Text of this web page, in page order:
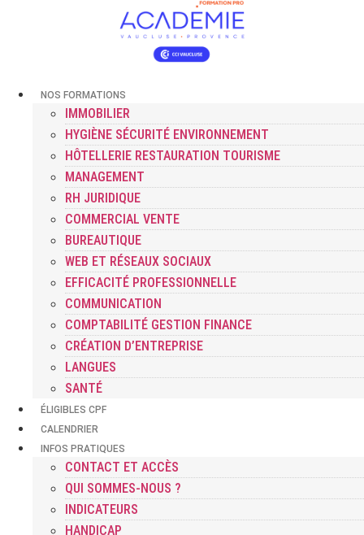
NOS FORMATIONS
IMMOBILIER
HYGIÈNE SÉCURITÉ ENVIRONNEMENT
HÔTELLERIE RESTAURATION TOURISME
MANAGEMENT
RH JURIDIQUE
COMMERCIAL VENTE
BUREAUTIQUE
WEB ET RÉSEAUX SOCIAUX
EFFICACITÉ PROFESSIONNELLE
COMMUNICATION
COMPTABILITÉ GESTION FINANCE
CRÉATION D’ENTREPRISE
LANGUES
SANTÉ
ÉLIGIBLES CPF
CALENDRIER
INFOS PRATIQUES
CONTACT ET ACCÈS
QUI SOMMES-NOUS ?
INDICATEURS
HANDICAP